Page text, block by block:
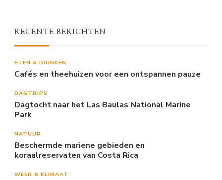
RECENTE BERICHTEN
ETEN & DRINKEN
Cafés en theehuizen voor een ontspannen pauze
DAGTRIPS
Dagtocht naar het Las Baulas National Marine
Park
NATUUR
Beschermde mariene gebieden en
koraalreservaten van Costa Rica
WEER & KLIMAAT